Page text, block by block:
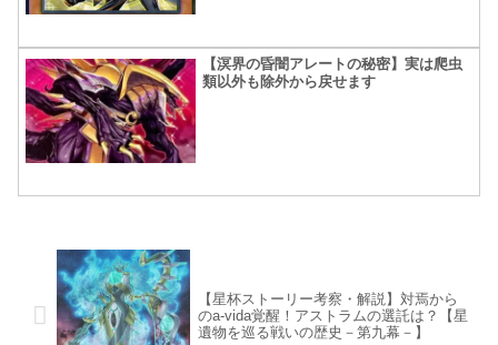
【溟界の昏闇アレートの秘密】実は爬虫
類以外も除外から戻せます
【星杯ストーリー考察・解説】対焉から
のa-vida覚醒！アストラムの選託は？【星
遺物を巡る戦いの歴史－第九幕－】